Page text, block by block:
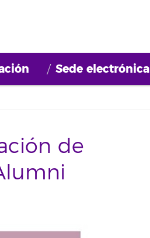
Sede electrónica
de